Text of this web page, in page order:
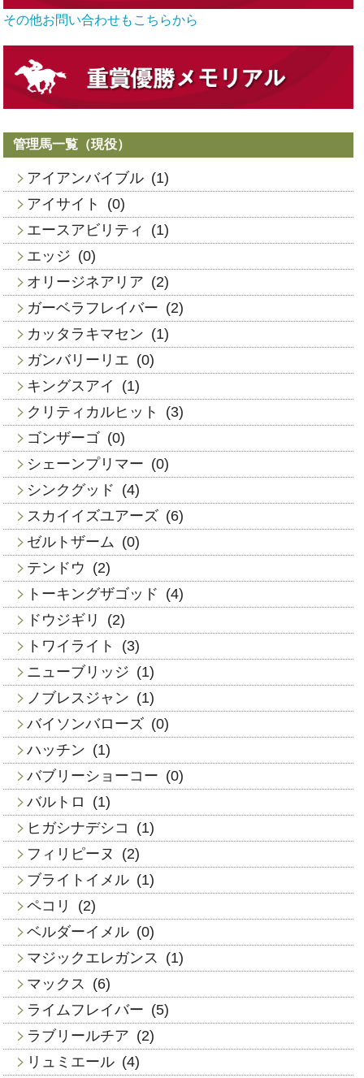
その他お問い合わせもこちらから
管理馬一覧（現役）
アイアンバイブル (1)
アイサイト
(0)
エースアビリティ
(1)
エッジ (0)
オリージネアリア (2)
ガーベラフレイバー (2)
カッタラキマセン (1)
ガンバリーリエ (0)
キングスアイ
(1)
クリティカルヒット
(3)
ゴンザーゴ (0)
シェーンプリマー (0)
シンクグッド (4)
スカイイズユアーズ (6)
ゼルトザーム (0)
テンドウ (2)
トーキングザゴッド (4)
ドウジギリ
(2)
トワイライト
(3)
ニューブリッジ (1)
ノブレスジャン (1)
バイソンバローズ (0)
ハッチン (1)
バブリーショーコー (0)
バルトロ
(1)
ヒガシナデシコ
(1)
フィリピーヌ
(2)
ブライトイメル (1)
ペコリ
(2)
ベルダーイメル (0)
マジックエレガンス
(1)
マックス
(6)
ライムフレイバー (5)
ラブリールチア (2)
リュミエール (4)